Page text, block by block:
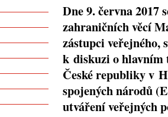
Dne 9. června 2017
zahraničních věcí
zástupci veřejného,
k diskuzi o hlavním
České republiky v
spojených národů
utváření veřejných